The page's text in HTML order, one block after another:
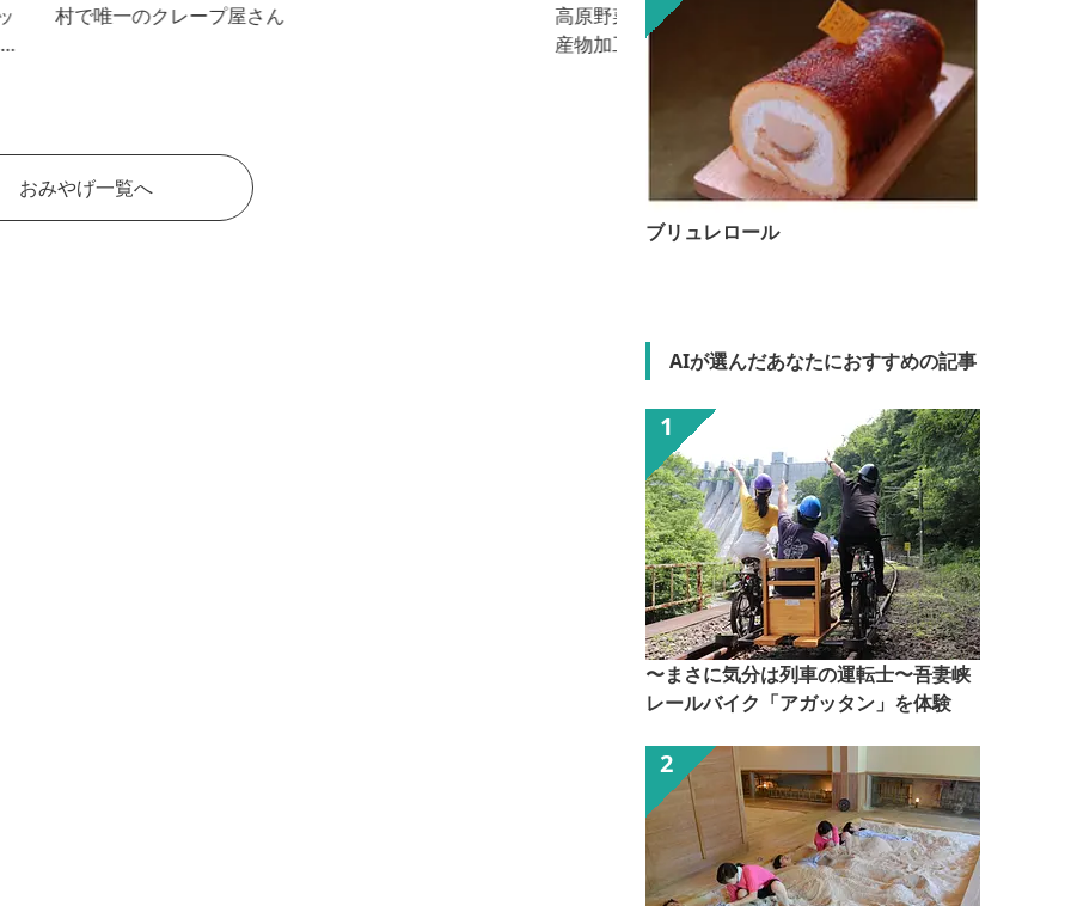
村で唯一のクレープ屋さん
高原野菜の産地として知られる昭和村の新鮮野菜や農
産物加工品を取り揃えている「旬菜館」をはじめ、食
事処や観光案内所、足湯などがあります。 隣接する
農園では「旬野菜の収穫体験」ができます。 また、
１年を通して農業体験（貸農園）ができる「あぐりー
む楽行」も実施しています。普段食べている野菜がど
のように出来ているのか、どう採るのかを体験を通て
学んで頂けます。子供から大人まで楽しめると大好評
おみやげ一覧へ
ブリュレロール
AIが選んだあなたにおすすめの記事
〜まさに気分は列車の運転士〜吾妻峡
レールバイク「アガッタン」を体験